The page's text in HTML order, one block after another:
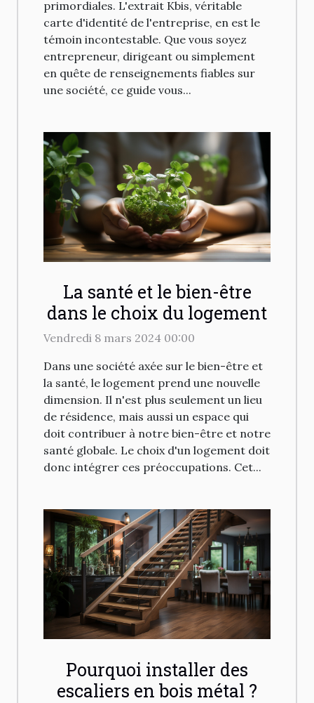
primordiales. L'extrait Kbis, véritable
carte d'identité de l'entreprise, en est le
témoin incontestable. Que vous soyez
entrepreneur, dirigeant ou simplement
en quête de renseignements fiables sur
une société, ce guide vous...
La santé et le bien-être
dans le choix du logement
Vendredi 8 mars 2024 00:00
Dans une société axée sur le bien-être et
la santé, le logement prend une nouvelle
dimension. Il n'est plus seulement un lieu
de résidence, mais aussi un espace qui
doit contribuer à notre bien-être et notre
santé globale. Le choix d'un logement doit
donc intégrer ces préoccupations. Cet...
Pourquoi installer des
escaliers en bois métal ?